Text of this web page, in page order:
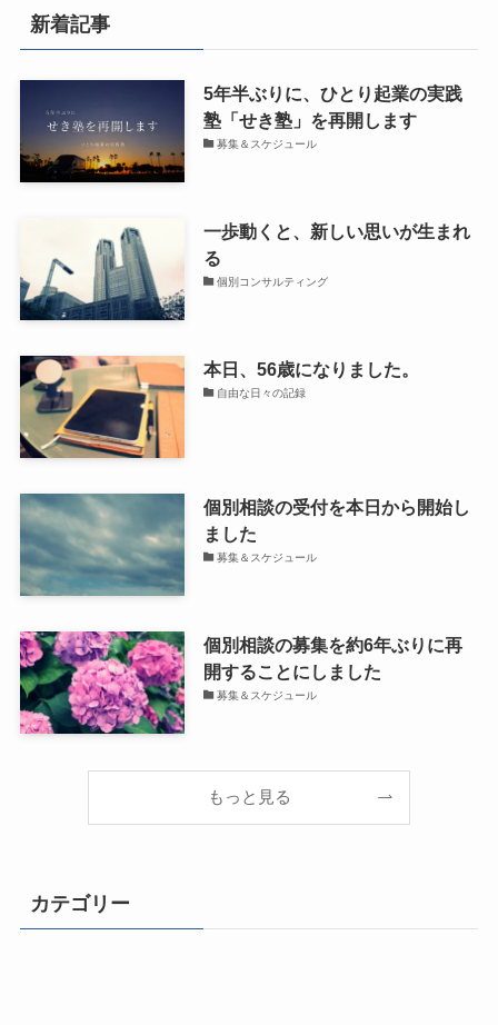
新着記事
5年半ぶりに、ひとり起業の実践
塾「せき塾」を再開します
募集＆スケジュール
一歩動くと、新しい思いが生まれ
る
個別コンサルティング
本日、56歳になりました。
自由な日々の記録
個別相談の受付を本日から開始し
ました
募集＆スケジュール
個別相談の募集を約6年ぶりに再
開することにしました
募集＆スケジュール
もっと見る
カテゴリー